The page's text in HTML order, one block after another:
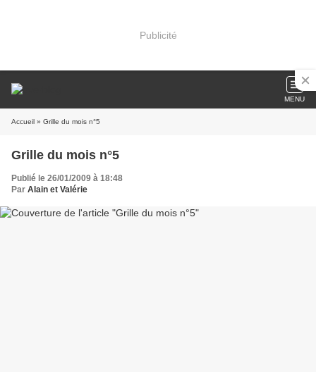
Publicité
MENU
Accueil » Grille du mois n°5
Grille du mois n°5
Publié le 26/01/2009 à 18:48
Par Alain et Valérie